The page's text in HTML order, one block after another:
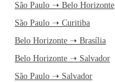
São Paulo ➝ Belo Horizonte
São Paulo ➝ Curitiba
Belo Horizonte ➝ Brasília
Belo Horizonte ➝ Salvador
São Paulo ➝ Salvador